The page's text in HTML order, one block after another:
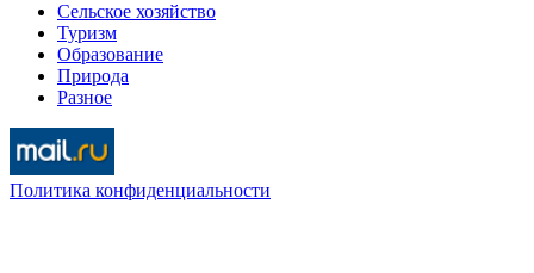
Сельское хозяйство
Туризм
Образование
Природа
Разное
Политика конфиденциальности